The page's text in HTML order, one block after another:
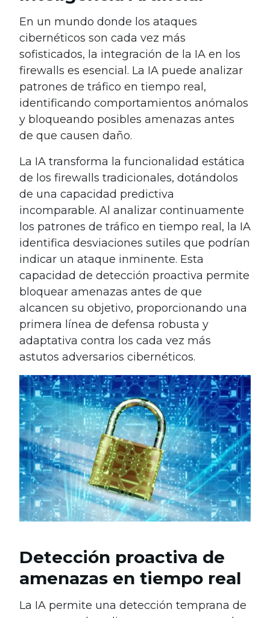
En un mundo donde los ataques
cibernéticos son cada vez más
sofisticados, la integración de la IA en los
firewalls es esencial. La IA puede analizar
patrones de tráfico en tiempo real,
identificando comportamientos anómalos
y bloqueando posibles amenazas antes
de que causen daño.
La IA transforma la funcionalidad estática
de los firewalls tradicionales, dotándolos
de una capacidad predictiva
incomparable. Al analizar continuamente
los patrones de tráfico en tiempo real, la IA
identifica desviaciones sutiles que podrían
indicar un ataque inminente. Esta
capacidad de detección proactiva permite
bloquear amenazas antes de que
alcancen su objetivo, proporcionando una
primera línea de defensa robusta y
adaptativa contra los cada vez más
astutos adversarios cibernéticos.
Detección proactiva de
amenazas en tiempo real
La IA permite una detección temprana de